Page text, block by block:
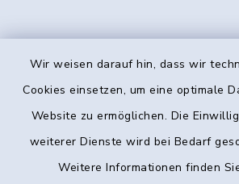
Wir weisen darauf hin, dass wir
Cookies einsetzen, um eine optimale
Website zu ermöglichen. Die
weiterer Dienste wird bei Bedarf
Weitere Informationen finden
Kontakt
Datenschutz